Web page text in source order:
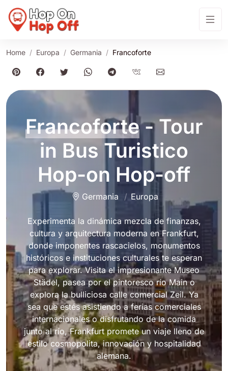
Home Europa Germania Francoforte
Francoforte- Tour
in Bus Turistico
Hop-on Hop-off
Germania Europa
Experimenta la dinámica mezcla de finanzas,
cultura y arquitectura moderna en Frankfurt,
donde imponentes rascacielos, monumentos
históricos e instituciones culturales te esperan
para explorar. Visita el impresionante Museo
Städel, pasea por el pintoresco río Main o
explora la bulliciosa calle comercial Zeil. Ya
sea que estés asistiendo a ferias comerciales
internacionales o disfrutando de la comida
junto al río, Frankfurt promete un viaje lleno de
estilo cosmopolita, innovación y hospitalidad
alemana.